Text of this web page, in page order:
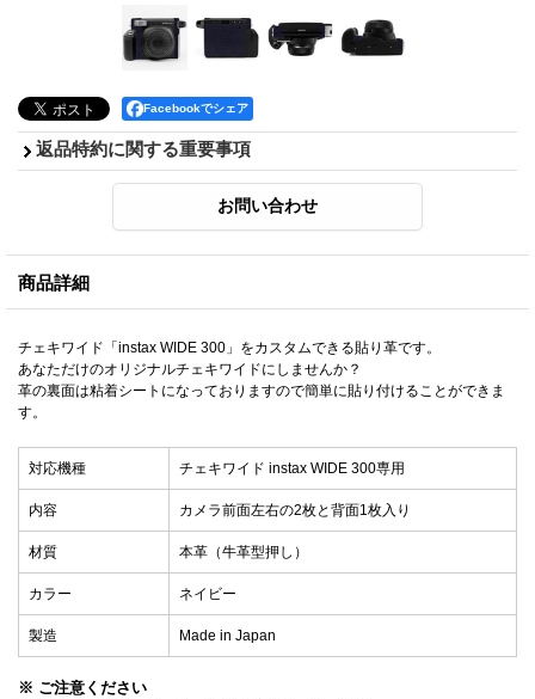
Facebookでシェア
返品特約に関する重要事項
商品詳細
チェキワイド「instax WIDE 300」をカスタムできる貼り革です。
あなただけのオリジナルチェキワイドにしませんか？
革の裏面は粘着シートになっておりますので簡単に貼り付けることができま
す。
対応機種 チェキワイド instax WIDE 300専用
内容 カメラ前面左右の2枚と背面1枚入り
材質 本革（牛革型押し）
カラー ネイビー
製造 Made in Japan
※ ご注意ください